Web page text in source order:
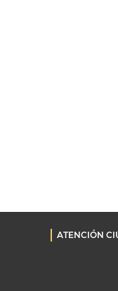
ATENCIÓN